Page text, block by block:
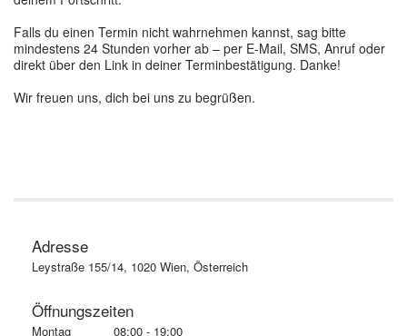
Falls du einen Termin nicht wahrnehmen kannst, sag bitte
mindestens 24 Stunden vorher ab – per E-Mail, SMS, Anruf oder
direkt über den Link in deiner Terminbestätigung. Danke!
Wir freuen uns, dich bei uns zu begrüßen.
Adresse
Leystraße 155/14, 1020 Wien, Österreich
Öffnungszeiten
Montag
08:00 - 19:00